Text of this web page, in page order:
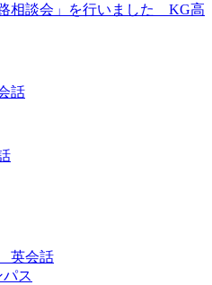
相談会」を行いました KG高
話
英会話
ス